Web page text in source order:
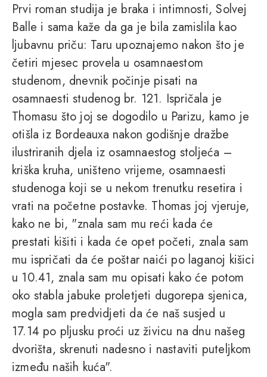
Prvi roman studija je braka i intimnosti, Solvej
Balle i sama kaže da ga je bila zamislila kao
ljubavnu priču: Taru upoznajemo nakon što je
četiri mjesec provela u osamnaestom
studenom, dnevnik počinje pisati na
osamnaesti studenog br. 121. Ispričala je
Thomasu što joj se dogodilo u Parizu, kamo je
otišla iz Bordeauxa nakon godišnje dražbe
ilustriranih djela iz osamnaestog stoljeća –
kriška kruha, uništeno vrijeme, osamnaesti
studenoga koji se u nekom trenutku resetira i
vrati na početne postavke. Thomas joj vjeruje,
kako ne bi, "znala sam mu reći kada će
prestati kišiti i kada će opet početi, znala sam
mu ispričati da će poštar naići po laganoj kišici
u 10.41, znala sam mu opisati kako će potom
oko stabla jabuke proletjeti dugorepa sjenica,
mogla sam predvidjeti da će naš susjed u
17.14 po pljusku proći uz živicu na dnu našeg
dvorišta, skrenuti nadesno i nastaviti puteljkom
između naših kuća".